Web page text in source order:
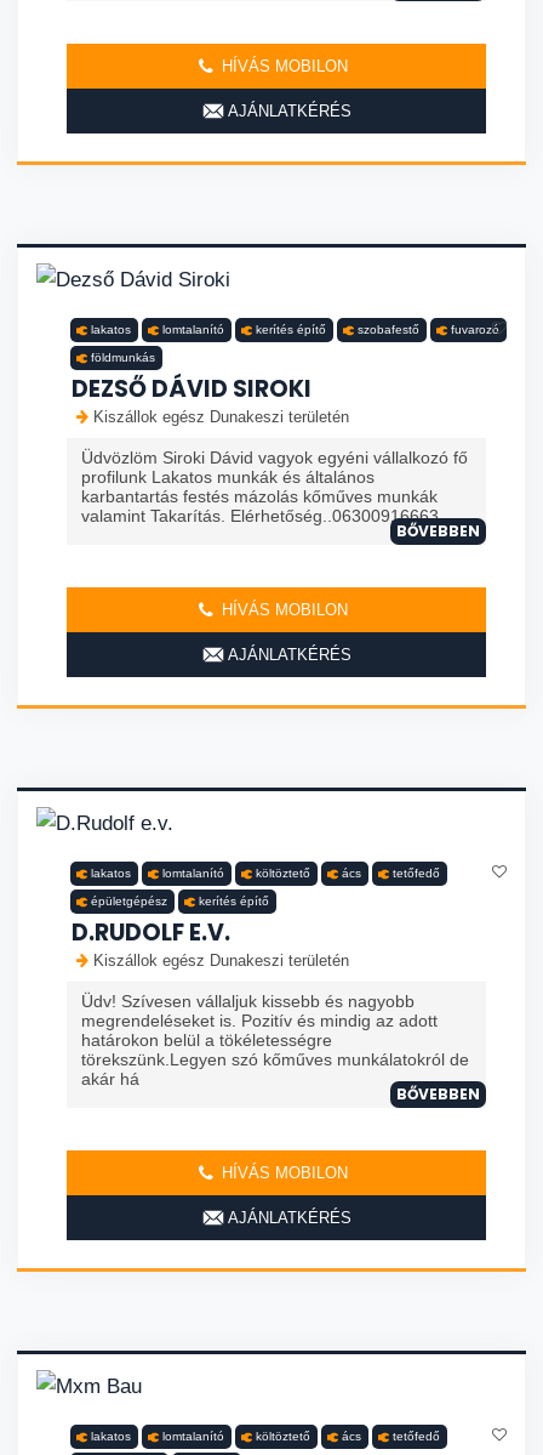
HÍVÁS MOBILON
AJÁNLATKÉRÉS
lakatos lomtalanító kerítés építő szobafestő fuvarozó
földmunkás
DEZSŐ DÁVID SIROKI
Kiszállok egész Dunakeszi területén
Üdvözlöm Siroki Dávid vagyok egyéni vállalkozó fő
profilunk Lakatos munkák és általános
karbantartás festés mázolás kőműves munkák
valamint Takarítás. Elérhetőség..06300916663
BŐVEBBEN
HÍVÁS MOBILON
AJÁNLATKÉRÉS
lakatos lomtalanító költöztető ács tetőfedő
épületgépész kerítés építő
D.RUDOLF E.V.
Kiszállok egész Dunakeszi területén
Üdv! Szívesen vállaljuk kissebb és nagyobb
megrendeléseket is. Pozitív és mindig az adott
határokon belül a tökéletességre
törekszünk.Legyen szó kőműves munkálatokról de
akár há
BŐVEBBEN
HÍVÁS MOBILON
AJÁNLATKÉRÉS
lakatos lomtalanító költöztető ács tetőfedő